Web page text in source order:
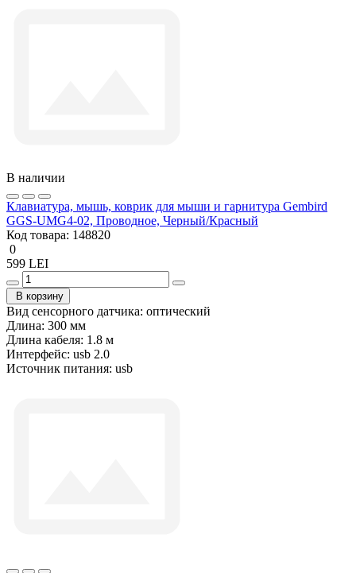
В наличии
Клавиатура, мышь, коврик для мыши и гарнитура Gembird
GGS-UMG4-02, Проводное, Черный/Красный
Код товара: 148820
0
599 LEI
В корзину
Вид сенсорного датчика: оптический
Длина: 300 мм
Длина кабеля: 1.8 м
Интерфейс: usb 2.0
Источник питания: usb